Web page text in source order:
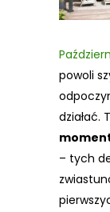
powoli
działać.
– tych